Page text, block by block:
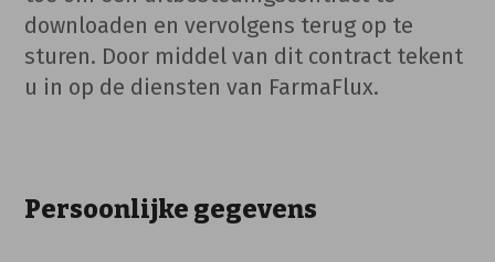
downloaden en vervolgens terug op te
sturen. Door middel van dit contract tekent
u in op de diensten van FarmaFlux.
Persoonlijke gegevens